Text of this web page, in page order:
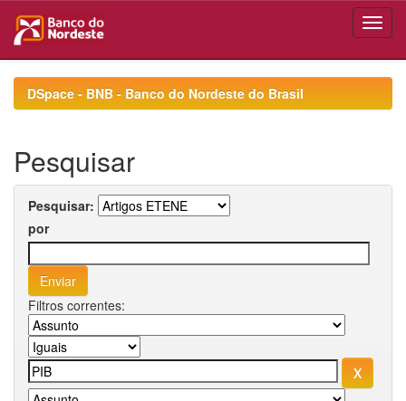
navigationDSpace - BNB - Banco do Nordeste do Brasil
Pesquisar
Pesquisar:
por
Filtros correntes: